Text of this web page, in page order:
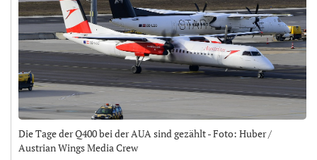
Die Tage der Q400 bei der AUA sind gezählt - Foto: Huber /
Austrian Wings Media Crew